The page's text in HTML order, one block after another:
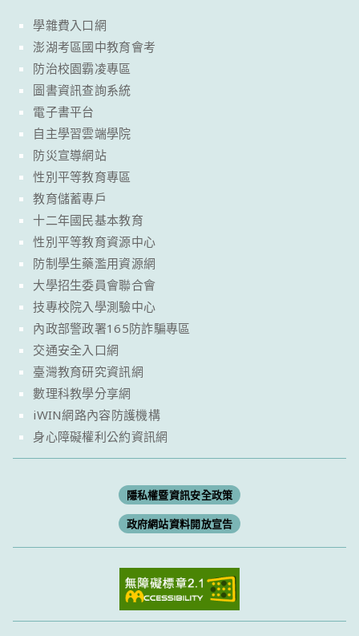
學雜費入口網
澎湖考區國中教育會考
防治校園霸凌專區
圖書資訊查詢系統
電子書平台
自主學習雲端學院
防災宣導網站
性別平等教育專區
教育儲蓄專戶
十二年國民基本教育
性別平等教育資源中心
防制學生藥濫用資源網
大學招生委員會聯合會
技專校院入學測驗中心
內政部警政署165防詐騙專區
交通安全入口網
臺灣教育研究資訊網
數理科教學分享網
iWIN網路內容防護機構
身心障礙權利公約資訊網
隱私權暨資訊安全政策
政府網站資料開放宣告